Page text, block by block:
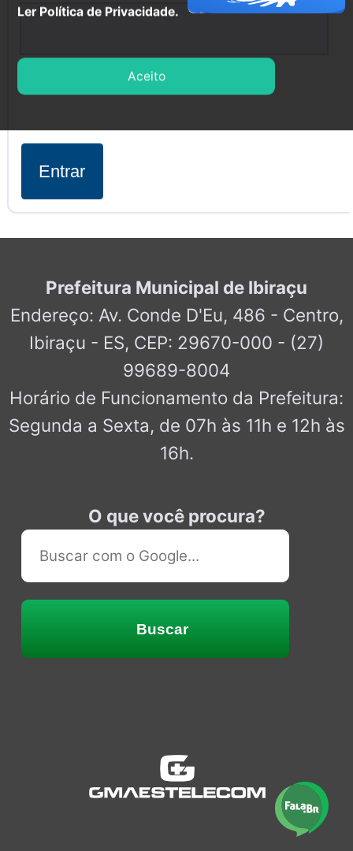
Ler Política de Privacidade.
Aceito
Entrar
Prefeitura Municipal de Ibiraçu
Endereço: Av. Conde D'Eu, 486 - Centro,
Ibiraçu - ES, CEP: 29670-000 - (27)
99689-8004
Horário de Funcionamento da Prefeitura:
Segunda a Sexta, de 07h às 11h e 12h às
16h.
O que você procura?
Buscar